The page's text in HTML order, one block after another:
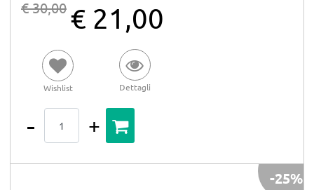
€ 30,00 € 21,00
Wishlist Dettagli
-25%